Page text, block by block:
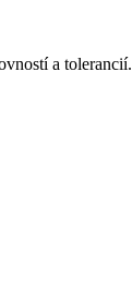
a tolerancií.